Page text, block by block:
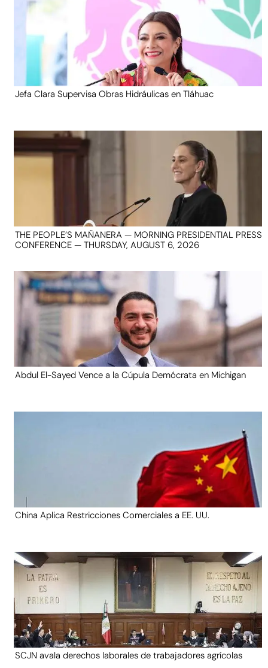
Jefa Clara Supervisa Obras Hidráulicas en Tláhuac
THE PEOPLE’S MAÑANERA — MORNING PRESIDENTIAL PRESS
CONFERENCE — THURSDAY, AUGUST 6, 2026
Abdul El-Sayed Vence a la Cúpula Demócrata en Michigan
China Aplica Restricciones Comerciales a EE. UU.
SCJN avala derechos laborales de trabajadores agrícolas